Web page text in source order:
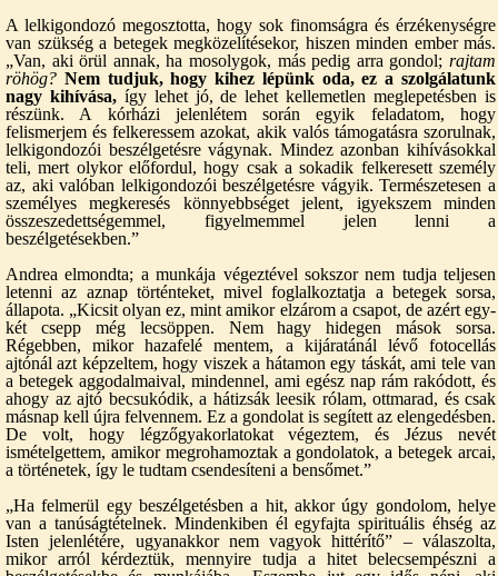
A lelkigondozó megosztotta, hogy sok finomságra és érzékenységre
van szükség a betegek megközelítésekor, hiszen minden ember más.
„Van, aki örül annak, ha mosolygok, más pedig arra gondol; rajtam
röhög? Nem tudjuk, hogy kihez lépünk oda, ez a szolgálatunk
nagy kihívása,így lehet jó, de lehet kellemetlen meglepetésben is
részünk. A kórházi jelenlétem során egyik feladatom, hogy
felismerjem és felkeressem azokat, akik valós támogatásra szorulnak,
lelkigondozói beszélgetésre vágynak. Mindez azonban kihívásokkal
teli, mert olykor előfordul, hogy csak a sokadik felkeresett személy
az, aki valóban lelkigondozói beszélgetésre vágyik. Természetesen a
személyes megkeresés könnyebbséget jelent, igyekszem minden
összeszedettségemmel, figyelmemmel jelen lenni a
beszélgetésekben.”
Andrea elmondta; a munkája végeztével sokszor nem tudja teljesen
letenni az aznap történteket, mivel foglalkoztatja a betegek sorsa,
állapota. „Kicsit olyan ez, mint amikor elzárom a csapot, de azért egy-
két csepp még lecsöppen. Nem hagy hidegen mások sorsa.
Régebben, mikor hazafelé mentem, a kijáratánál lévő fotocellás
ajtónál azt képzeltem, hogy viszek a hátamon egy táskát, ami tele van
a betegek aggodalmaival, mindennel, ami egész nap rám rakódott, és
ahogy az ajtó becsukódik, a hátizsák leesik rólam, ottmarad, és csak
másnap kell újra felvennem. Ez a gondolat is segített az elengedésben.
De volt, hogy légzőgyakorlatokat végeztem, és Jézus nevét
ismételgettem, amikor megrohamoztak a gondolatok, a betegek arcai,
a történetek, így le tudtam csendesíteni a bensőmet.”
„Ha felmerül egy beszélgetésben a hit, akkor úgy gondolom, helye
van a tanúságtételnek. Mindenkiben él egyfajta spirituális éhség az
Isten jelenlétére, ugyanakkor nem vagyok hittérítő” – válaszolta,
mikor arról kérdeztük, mennyire tudja a hitet belecsempészni a